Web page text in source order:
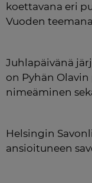
koettavana eri
Vuoden
Juhlapäivänä
on Pyhän Olavin
nimeäminen
Helsingin
ansioituneen